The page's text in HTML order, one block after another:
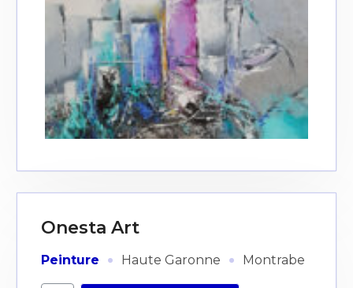
Onesta Art
Peinture · Haute Garonne · Montrabe